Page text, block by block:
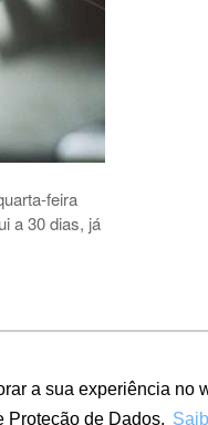
a sua experiência no
Proteção de Dados.
feira
a 30 dias, já